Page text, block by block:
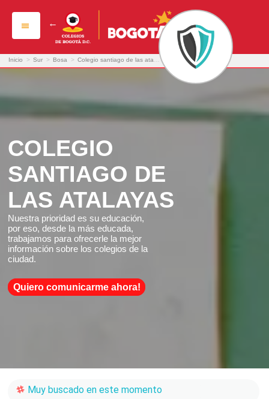
colegio santiago de las atalayas
Inicio > Sur > Bosa > Colegio santiago de las atalayas
COLEGIO
SANTIAGO DE
LAS ATALAYAS
Nuestra prioridad es su educación,
por eso, desde la más educada,
trabajamos para ofrecerle la mejor
información sobre los colegios de la
ciudad.
Quiero comunicarme ahora!
Muy buscado en este momento